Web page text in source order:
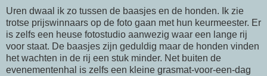
Uren dwaal ik zo tussen de baasjes en de honden. Ik zie
trotse prijswinnaars op de foto gaan met hun keurmeester. Er
is zelfs een heuse fotostudio aanwezig waar een lange rij
voor staat. De baasjes zijn geduldig maar de honden vinden
het wachten in de rij een stuk minder. Net buiten de
evenementenhal is zelfs een kleine grasmat-voor-een-dag